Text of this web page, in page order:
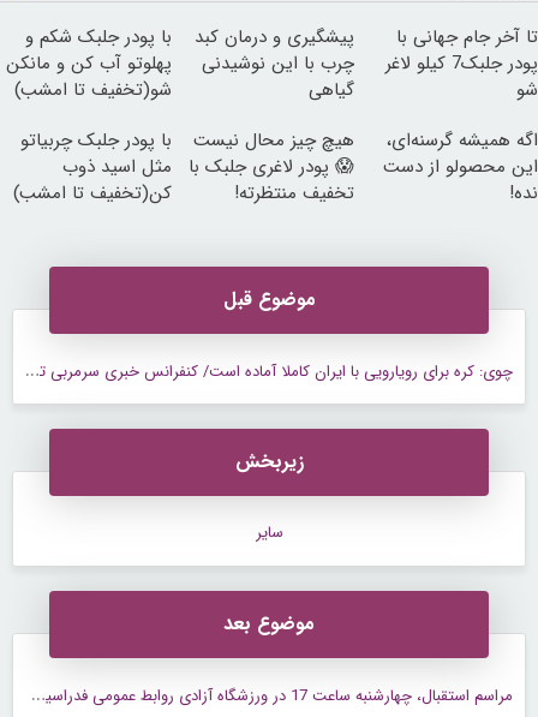
تا آخر جام جهانی با
پودر جلبک7 کیلو لاغر
شو
پیشگیری و درمان کبد
چرب با این نوشیدنی
گیاهی
با پودر جلبک شکم و
پهلوتو آب کن و مانکن
شو(تخفیف تا امشب)
اگه همیشه گرسنه‌ای،
این محصولو از دست
نده!
هیچ چیز محال نیست
😱 پودر لاغری جلبک با
تخفیف منتظرته!
با پودر جلبک چربیاتو
مثل اسید ذوب
کن(تخفیف تا امشب)
موضوع قبل
چ
وی: کره برای رویارویی با ایران کاملا آماده است/ کنفرانس خبری سرمربی تیم ملی کره جنوبی امروز در اولسان برگزار شد.
زیربخش
سایر
موضوع بعد
م
راسم استقبال، چهارشنبه ساعت 17 در ورزشگاه آزادی روابط عمومی فدراسیون فوتبال در اطلاعیه ای از برگزاری مراسم استقبال از ملی پوشان در صورت صعود به جام جهانی خبر داد.